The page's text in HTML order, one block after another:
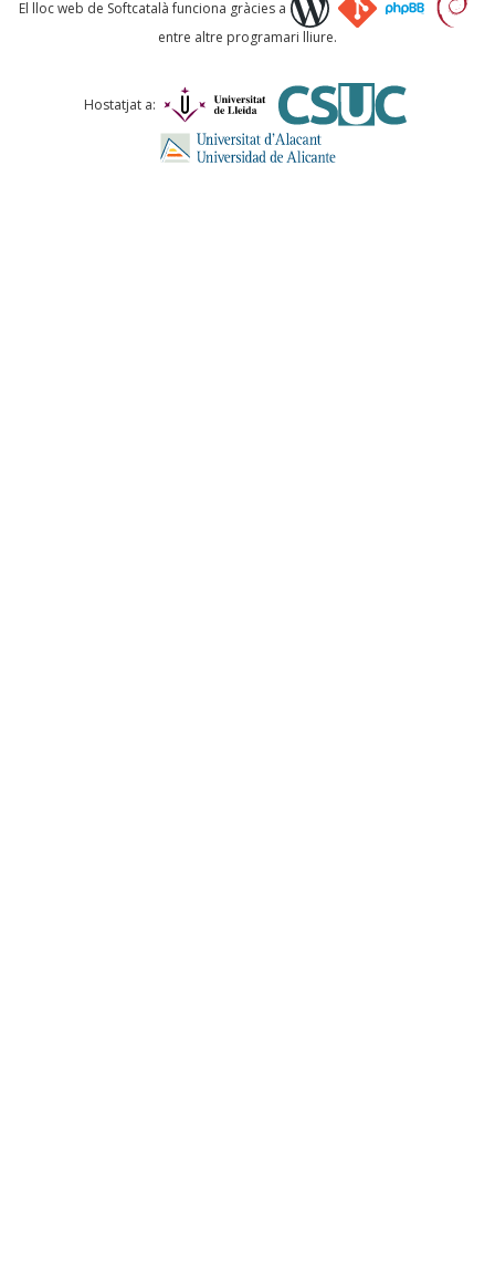
Comentari *
El lloc web de Softcatalà funciona gràcies a
entre altre programari lliure.
Hostatjat a: